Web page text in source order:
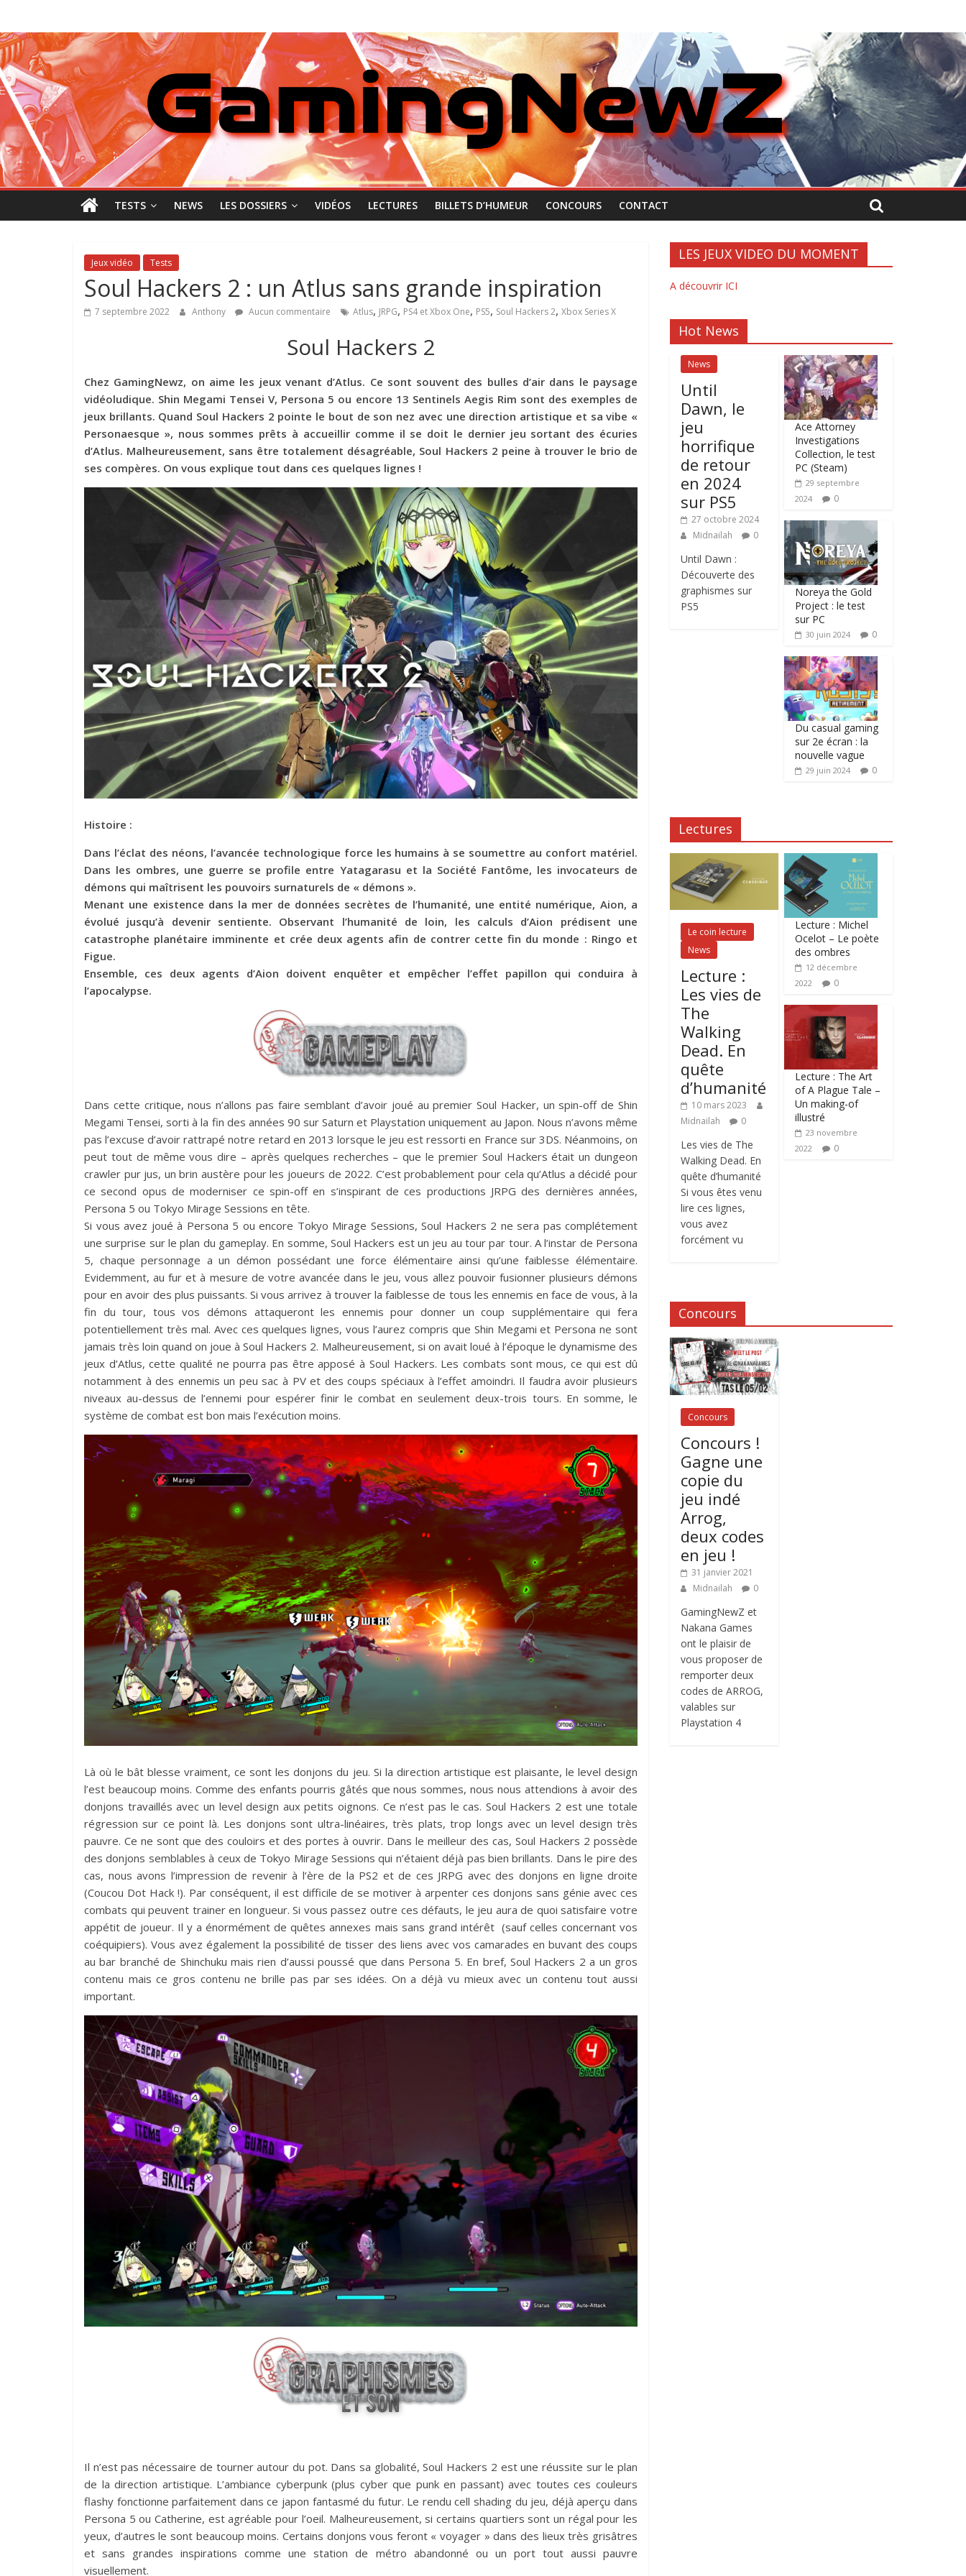
contenu
GamingNewZ
Tests
et
Actu
des
jeux
vidéo
TESTS NEWS LES DOSSIERS VIDÉOS LECTURES BILLETS D’HUMEUR CONCOURS CONTACT
Jeux vidéo Tests
Soul Hackers 2 : un Atlus sans grande inspiration
7 septembre 2022 Anthony Aucun commentaire Atlus, JRPG, PS4 et Xbox One, PS5, Soul Hackers 2, Xbox Series X
Soul Hackers 2
Chez GamingNewz, on aime les jeux venant d’Atlus. Ce sont souvent des bulles d’air dans le paysage
vidéoludique. Shin Megami Tensei V, Persona 5 ou encore 13 Sentinels Aegis Rim sont des exemples de
jeux brillants. Quand Soul Hackers 2 pointe le bout de son nez avec une direction artistique et sa vibe «
Personaesque », nous sommes prêts à accueillir comme il se doit le dernier jeu sortant des écuries
d’Atlus. Malheureusement, sans être totalement désagréable, Soul Hackers 2 peine à trouver le brio de
ses compères. On vous explique tout dans ces quelques lignes !
Histoire :
Dans l’éclat des néons, l’avancée technologique force les humains à se soumettre au confort matériel.
Dans les ombres, une guerre se profile entre Yatagarasu et la Société Fantôme, les invocateurs de
démons qui maîtrisent les pouvoirs surnaturels de « démons ».
Menant une existence dans la mer de données secrètes de l’humanité, une entité numérique, Aion, a
évolué jusqu’à devenir sentiente. Observant l’humanité de loin, les calculs d’Aion prédisent une
catastrophe planétaire imminente et crée deux agents afin de contrer cette fin du monde : Ringo et
Figue.
Ensemble, ces deux agents d’Aion doivent enquêter et empêcher l’effet papillon qui conduira à
l’apocalypse.
Dans cette critique, nous n’allons pas faire semblant d’avoir joué au premier Soul Hacker, un spin-off de Shin
Megami Tensei, sorti à la fin des années 90 sur Saturn et Playstation uniquement au Japon. Nous n’avons même
pas l’excuse d’avoir rattrapé notre retard en 2013 lorsque le jeu est ressorti en France sur 3DS. Néanmoins, on
peut tout de même vous dire – après quelques recherches – que le premier Soul Hackers était un dungeon
crawler pur jus, un brin austère pour les joueurs de 2022. C’est probablement pour cela qu’Atlus a décidé pour
ce second opus de moderniser ce spin-off en s’inspirant de ces productions JRPG des dernières années,
Persona 5 ou Tokyo Mirage Sessions en tête.
Si vous avez joué à Persona 5 ou encore Tokyo Mirage Sessions, Soul Hackers 2 ne sera pas complétement
une surprise sur le plan du gameplay. En somme, Soul Hackers est un jeu au tour par tour. A l’instar de Persona
5, chaque personnage a un démon possédant une force élémentaire ainsi qu’une faiblesse élémentaire.
Evidemment, au fur et à mesure de votre avancée dans le jeu, vous allez pouvoir fusionner plusieurs démons
pour en avoir des plus puissants. Si vous arrivez à trouver la faiblesse de tous les ennemis en face de vous, à la
fin du tour, tous vos démons attaqueront les ennemis pour donner un coup supplémentaire qui fera
potentiellement très mal. Avec ces quelques lignes, vous l’aurez compris que Shin Megami et Persona ne sont
jamais très loin quand on joue à Soul Hackers 2. Malheureusement, si on avait loué à l’époque le dynamisme des
jeux d’Atlus, cette qualité ne pourra pas être apposé à Soul Hackers. Les combats sont mous, ce qui est dû
notamment à des ennemis un peu sac à PV et des coups spéciaux à l’effet amoindri. Il faudra avoir plusieurs
niveaux au-dessus de l’ennemi pour espérer finir le combat en seulement deux-trois tours. En somme, le
système de combat est bon mais l’exécution moins.
Là où le bât blesse vraiment, ce sont les donjons du jeu. Si la direction artistique est plaisante, le level design
l’est beaucoup moins. Comme des enfants pourris gâtés que nous sommes, nous nous attendions à avoir des
donjons travaillés avec un level design aux petits oignons. Ce n’est pas le cas. Soul Hackers 2 est une totale
régression sur ce point là. Les donjons sont ultra-linéaires, très plats, trop longs avec un level design très
pauvre. Ce ne sont que des couloirs et des portes à ouvrir. Dans le meilleur des cas, Soul Hackers 2 possède
des donjons semblables à ceux de Tokyo Mirage Sessions qui n’étaient déjà pas bien brillants. Dans le pire des
cas, nous avons l’impression de revenir à l’ère de la PS2 et de ces JRPG avec des donjons en ligne droite
(Coucou Dot Hack !). Par conséquent, il est difficile de se motiver à arpenter ces donjons sans génie avec ces
combats qui peuvent trainer en longueur. Si vous passez outre ces défauts, le jeu aura de quoi satisfaire votre
appétit de joueur. Il y a énormément de quêtes annexes mais sans grand intérêt (sauf celles concernant vos
coéquipiers). Vous avez également la possibilité de tisser des liens avec vos camarades en buvant des coups
au bar branché de Shinchuku mais rien d’aussi poussé que dans Persona 5. En bref, Soul Hackers 2 a un gros
contenu mais ce gros contenu ne brille pas par ses idées. On a déjà vu mieux avec un contenu tout aussi
important.
Il n’est pas nécessaire de tourner autour du pot. Dans sa globalité, Soul Hackers 2 est une réussite sur le plan
de la direction artistique. L’ambiance cyberpunk (plus cyber que punk en passant) avec toutes ces couleurs
flashy fonctionne parfaitement dans ce japon fantasmé du futur. Le rendu cell shading du jeu, déjà aperçu dans
Persona 5 ou Catherine, est agréable pour l’oeil. Malheureusement, si certains quartiers sont un régal pour les
yeux, d’autres le sont beaucoup moins. Certains donjons vous feront « voyager » dans des lieux très grisâtres
et sans grandes inspirations comme une station de métro abandonné ou un port tout aussi pauvre
visuellement.
LES JEUX VIDEO DU MOMENT
A découvrir ICI
Hot News
News
Until
Dawn, le
jeu
horrifique
de retour
en 2024
sur PS5
27 octobre 2024
Midnailah
0
Until Dawn :
Découverte des
graphismes sur
PS5
Ace Attorney
Investigations
Collection, le test
PC (Steam)
29 septembre
2024
0
Noreya the Gold
Project : le test
sur PC
30 juin 2024 0
Du casual gaming
sur 2e écran : la
nouvelle vague
29 juin 2024 0
Lectures
Le coin lecture
News
Lecture :
Les vies de
The
Walking
Dead. En
quête
d’humanité
10 mars 2023
Midnailah
0
Les vies de The
Walking Dead. En
quête d’humanité
Si vous êtes venu
lire ces lignes,
vous avez
forcément vu
Lecture : Michel
Ocelot – Le poète
des ombres
12 décembre
2022
0
Lecture : The Art
of A Plague Tale –
Un making-of
illustré
23 novembre
2022
0
Concours
Concours
Concours !
Gagne une
copie du
jeu indé
Arrog,
deux codes
en jeu !
31 janvier 2021
Midnailah
0
GamingNewZ et
Nakana Games
ont le plaisir de
vous proposer de
remporter deux
codes de ARROG,
valables sur
Playstation 4